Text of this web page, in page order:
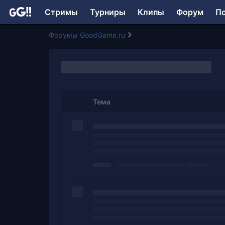
Стримы Турниры Клипы Форум
Форумы GoodGame.ru
Тема